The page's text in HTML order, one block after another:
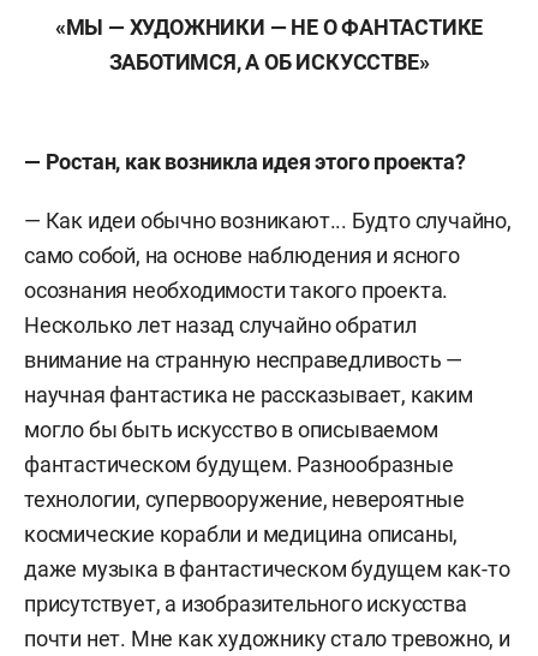
«МЫ — ХУДОЖНИКИ — НЕ О ФАНТАСТИКЕ
ЗАБОТИМСЯ, А ОБ ИСКУССТВЕ»
— Ростан, как возникла идея этого проекта?
— Как идеи обычно возникают... Будто случайно,
само собой, на основе наблюдения и ясного
осознания необходимости такого проекта.
Несколько лет назад случайно обратил
внимание на странную несправедливость —
научная фантастика не рассказывает, каким
могло бы быть искусство в описываемом
фантастическом будущем. Разнообразные
технологии, супервооружение, невероятные
космические корабли и медицина описаны,
даже музыка в фантастическом будущем как-то
присутствует, а изобразительного искусства
почти нет. Мне как художнику стало тревожно, и